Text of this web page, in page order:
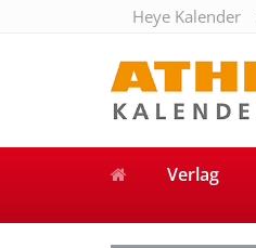
Heye Kalender
Verlag